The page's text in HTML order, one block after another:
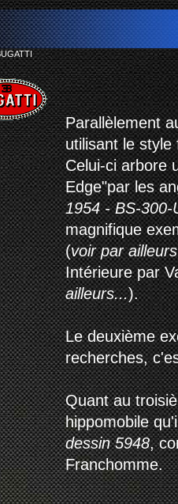
Parallèlement
utilisant le style
Celui-ci arbore
Edge"par les
1954 - BS-300-
magnifique
(voir par
Intérieure par
ailleurs...).
Le deuxième
recherches,
Quant au
hippomobile
dessin 5948,
Franchomme.